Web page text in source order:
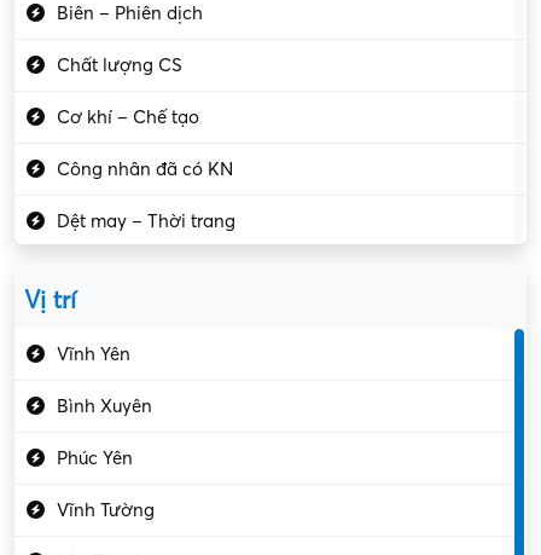
Biên – Phiên dịch
Chất lượng CS
Cơ khí – Chế tạo
Công nhân đã có KN
Dệt may – Thời trang
Vị trí
Vĩnh Yên
Bình Xuyên
Phúc Yên
Vĩnh Tường